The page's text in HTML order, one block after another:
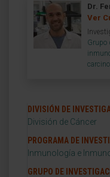
Dr.
Ver
Grupo
DIVISIÓN DE
División de Cáncer
PROGRAMA DE
Inmunología e
GRUPO DE